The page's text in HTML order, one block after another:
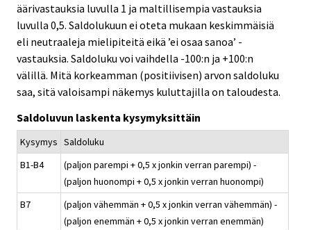
äärivastauksia luvulla 1 ja maltillisempia vastauksia
luvulla 0,5. Saldolukuun ei oteta mukaan keskimmäisiä
eli neutraaleja mielipiteitä eikä ’ei osaa sanoa’ -
vastauksia. Saldoluku voi vaihdella -100:n ja +100:n
välillä. Mitä korkeamman (positiivisen) arvon saldoluku
saa, sitä valoisampi näkemys kuluttajilla on taloudesta.
Saldoluvun laskenta kysymyksittäin
Kysymys Saldoluku
B1-B4
(paljon parempi + 0,5 x jonkin verran parempi) -
(paljon huonompi + 0,5 x jonkin verran huonompi)
B7
(paljon vähemmän + 0,5 x jonkin verran vähemmän) -
(paljon enemmän + 0,5 x jonkin verran enemmän)